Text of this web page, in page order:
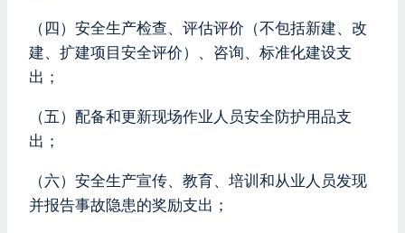
（四）安全生产检查、评估评价（不包括新建、改
建、扩建项目安全评价）、咨询、标准化建设支
出；
（五）配备和更新现场作业人员安全防护用品支
出；
（六）安全生产宣传、教育、培训和从业人员发现
并报告事故隐患的奖励支出；